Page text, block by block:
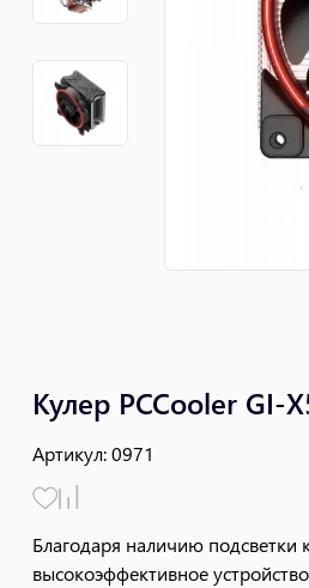
Кулер PCCooler GI-
Артикул:0971
Благодаря наличию подсветки
высокоэффективное